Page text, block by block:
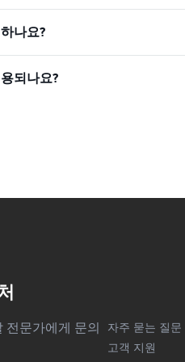
나요?
되나요?
전문가에게 문의
자주 묻는 질문
고객 지원